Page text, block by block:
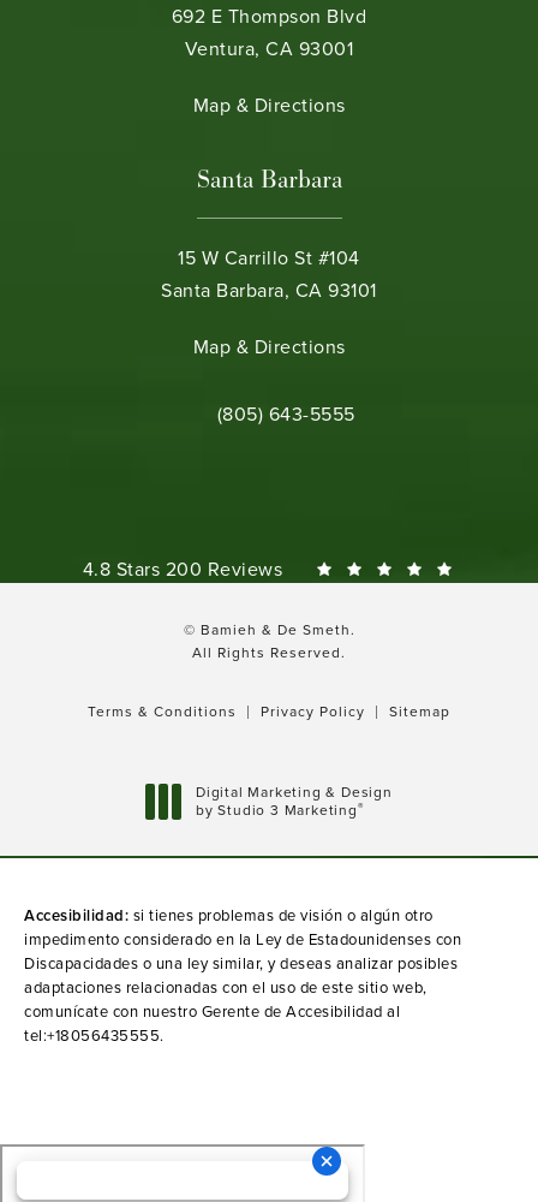
692 E Thompson Blvd
Ventura, CA 93001
(opens in a new tab)
Map & Directions
Santa Barbara
15 W Carrillo St #104
Santa Barbara, CA 93101
(opens in a new tab)
Map & Directions
Call Bamieh & De Smeth on the phone
(805) 643-5555
Bamieh & De Smeth reviews:
4.8 Stars 200 Reviews
© Bamieh & De Smeth.
All Rights Reserved.
Terms & Conditions Privacy Policy Sitemap
Digital Marketing & Design
by Studio 3 Marketing®
Accesibilidad: si tienes problemas de visión o algún otro
impedimento considerado en la Ley de Estadounidenses con
Discapacidades o una ley similar, y deseas analizar posibles
adaptaciones relacionadas con el uso de este sitio web,
comunícate con nuestro Gerente de Accesibilidad al
tel:+18056435555.